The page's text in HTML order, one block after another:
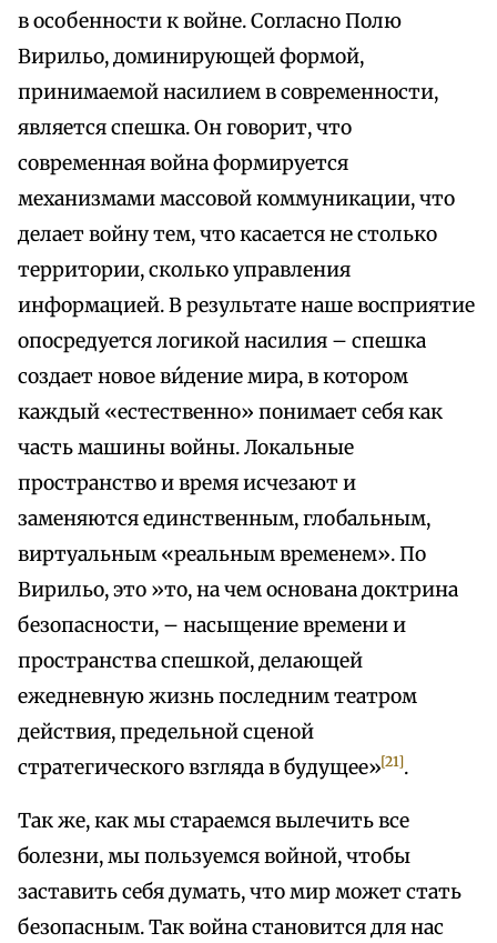
в особенности к войне. Согласно Полю
Вирильо, доминирующей формой,
принимаемой насилием в современности,
является спешка. Он говорит, что
современная война формируется
механизмами массовой коммуникации, что
делает войну тем, что касается не столько
территории, сколько управления
информацией. В результате наше восприятие
опосредуется логикой насилия – спешка
создает новое ви́дение мира, в котором
каждый «естественно» понимает себя как
часть машины войны. Локальные
пространство и время исчезают и
заменяются единственным, глобальным,
виртуальным «реальным временем». По
Вирильо, это »то, на чем основана доктрина
безопасности, – насыщение времени и
пространства спешкой, делающей
ежедневную жизнь последним театром
действия, предельной сценой
стратегического взгляда в будущее»[21].
Так же, как мы стараемся вылечить все
болезни, мы пользуемся войной, чтобы
заставить себя думать, что мир может стать
безопасным. Так война становится для нас